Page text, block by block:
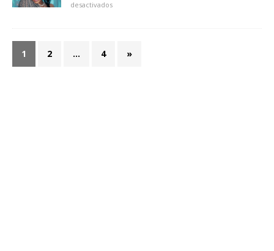
desactivados
1 2 … 4 »